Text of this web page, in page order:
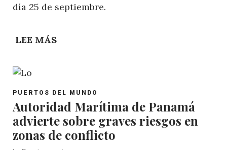
día 25 de septiembre.
LEE MÁS
OBLIGACIÓN,
NUESTRA
OPORTUNIDAD",
LEMA
POST
PUERTOS DEL MUNDO
Autoridad Marítima de Panamá
advierte sobre graves riesgos en
zonas de conflicto